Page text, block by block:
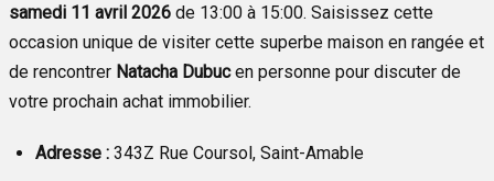
samedi 11 avril 2026 de 13:00 à 15:00. Saisissez cette
occasion unique de visiter cette superbe maison en rangée et
de rencontrer Natacha Dubucen personne pour discuter de
votre prochain achat immobilier.
Adresse : 343Z Rue Coursol, Saint-Amable